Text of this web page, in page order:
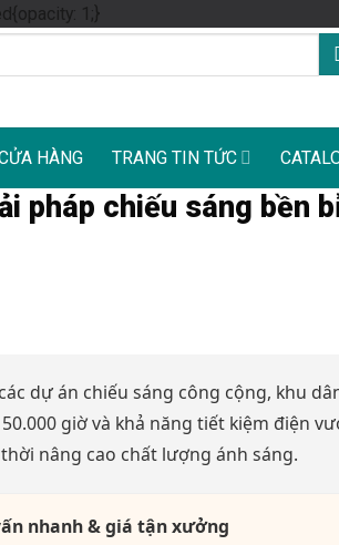
1;}Skip
to
HÀNG TRANG TIN TỨC
pháp chiếu sáng bền
dự án chiếu sáng công cộng, khu
giờ và khả năng tiết kiệm điện
nâng cao chất lượng ánh sáng.
nhanh & giá tận xưởng